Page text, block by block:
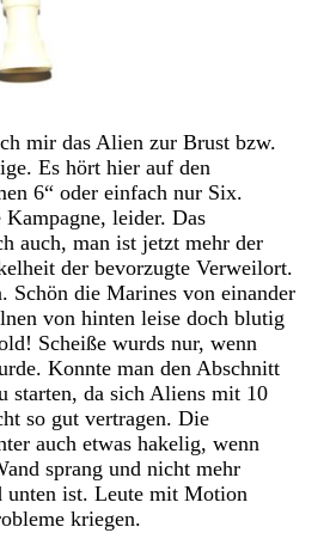
mir das Alien zur Brust bzw.
Es hört hier auf den
6“ oder einfach nur Six.
leider. Das
auch, man ist jetzt mehr der
der bevorzugte Verweilort.
Schön die Marines von einander
von hinten leise doch blutig
Scheiße wurds nur, wenn
Konnte man den Abschnitt
starten, da sich Aliens mit 10
so gut vertragen. Die
auch etwas hakelig, wenn
sprang und nicht mehr
unten ist. Leute mit Motion
kriegen.